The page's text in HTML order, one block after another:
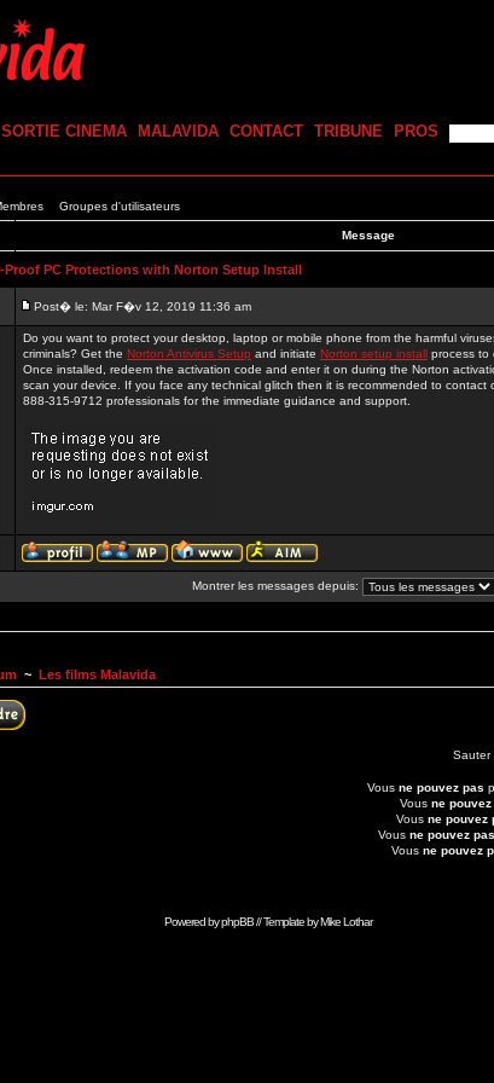
SORTIE CINEMA MALAVIDA CONTACT TRIBUNE PROS
Groupes d'utilisateurs
Message
PC Protections with Norton Setup Install
Post� le: Mar F�v 12, 2019 11:36 am
Do you want to protect your desktop, laptop or mobile phone from the harmful
criminals? Get the Norton Antivirus Setup and initiate Norton setup install process to
Once installed, redeem the activation code and enter it on during the Norton
scan your device. If you face any technical glitch then it is recommended to contact
888-315-9712 professionals for the immediate guidance and support.
Montrer les messages depuis:
~ Les films Malavida
Sauter
Vous ne pouvez pas
Vous ne pouvez
Vous ne pouvez
Vous ne pouvez pas
Vous ne pouvez
Powered byphpBB// Template byMike Lothar